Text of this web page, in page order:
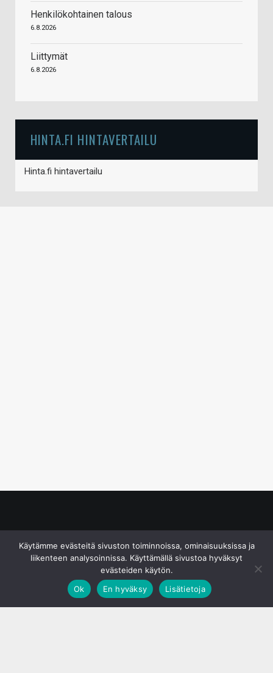
Henkilökohtainen talous
6.8.2026
Liittymät
6.8.2026
HINTA.FI HINTAVERTAILU
Hinta.fi hintavertailu
Käytämme evästeitä sivuston toiminnoissa, ominaisuuksissa ja
liikenteen analysoinnissa. Käyttämällä sivustoa hyväksyt
evästeiden käytön.
Ok
En hyväksy Lisätietoja